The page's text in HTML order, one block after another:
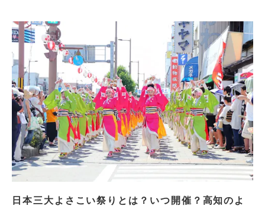
日本三大よさこい祭りとは？いつ開催？高知のよ